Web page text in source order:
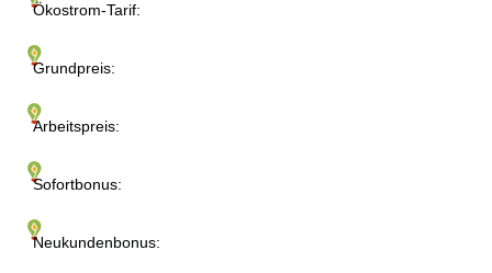
Ökostrom-Tarif:
Grundpreis:
Arbeitspreis:
Sofortbonus:
Neukundenbonus: